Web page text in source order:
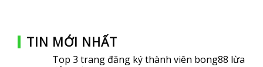
TIN MỚI NHẤT
Top 3 trang đăng ký thành viên bong88 lừa